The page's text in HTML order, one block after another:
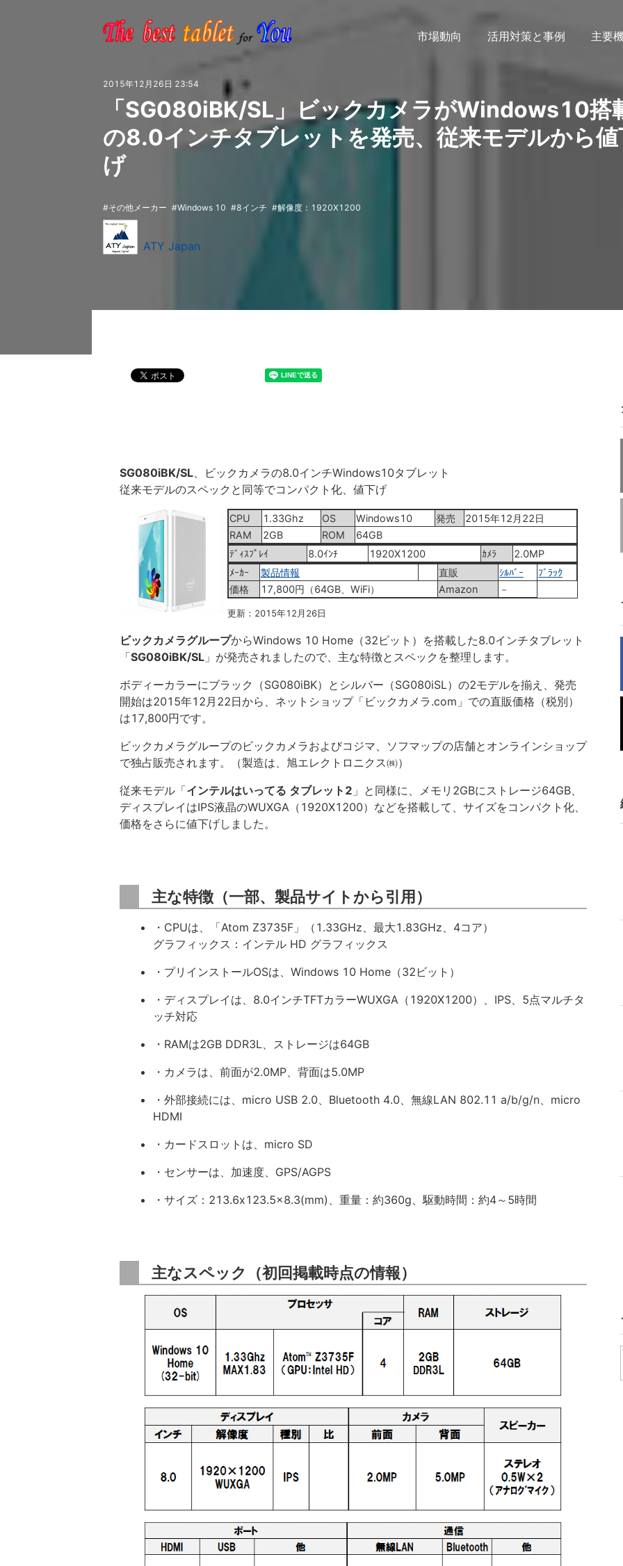
市場動向 活用対策と事例 主要
2015年12月26日 23:54
「SG080iBK/SL」ビックカメラがWindows10搭
の8.0インチタブレットを発売、従来モデルから値
げ
その他メーカー Windows 10 8インチ 解像度：1920X1200
ATY Japan
SG080iBK/SL、ビックカメラの8.0インチWindows10タブレット
従来モデルのスペックと同等でコンパクト化、値下げ
CPU 1.33Ghz OS Windows10 発売
2015年12月22日
RAM
2GB ROM
64GB
ﾃﾞｨｽﾌﾟﾚｲ
8.0ｲﾝﾁ 1920X1200 ｶﾒﾗ
2.0MP
ﾒｰｶｰ
製品情報 直販 ｼﾙﾊﾞｰ
ﾌﾞﾗｯｸ
価格
17,800円（64GB、WiFi） Amazon －
更新：2015年12月26日
ビックカメラグループからWindows 10 Home（32ビット）を搭載した8.0インチタブレット
「SG080iBK/SL 」が発売されましたので、主な特徴とスペックを整理します。
ボディーカラーにブラック（SG080iBK）とシルバー（SG080iSL）の2モデルを揃え、発売
開始は2015年12月22日から、ネットショップ「ビックカメラ.com」での直販価格（税別）
は17,800円です。
ビックカメラグループのビックカメラおよびコジマ、ソフマップの店舗とオンラインショップ
で独占販売されます。（製造は、旭エレクトロニクス㈱）
従来モデル「インテルはいってる タブレット2 」と同様に、メモリ2GBにストレージ64GB、
ディスプレイはIPS液晶のWUXGA（1920X1200）などを搭載して、サイズをコンパクト化、
価格をさらに値下げしました。
主な特徴（一部、製品サイトから引用）
・CPUは、「Atom Z3735F」（1.33GHz、最大1.83GHz、4コア）
グラフィックス：インテル HD グラフィックス
・プリインストールOSは、Windows 10 Home（32ビット）
・ディスプレイは、8.0インチTFTカラーWUXGA（1920X1200）、IPS、5点マルチタ
ッチ対応
・RAMは2GB DDR3L、ストレージは64GB
・カメラは、前面が2.0MP、背面は5.0MP
・外部接続には、micro USB 2.0、Bluetooth 4.0、無線LAN 802.11 a/b/g/n、micro
HDMI
・カードスロットは、micro SD
・センサーは、加速度、GPS/AGPS
・サイズ：213.6x123.5x8.3(mm)、重量：約360g、駆動時間：約4～5時間
主なスペック（初回掲載時点の情報）